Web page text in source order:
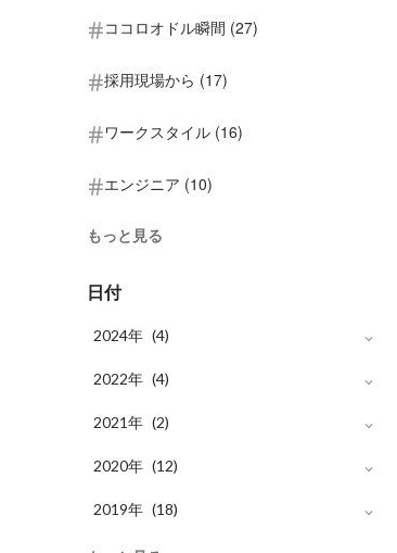
ココロオドル瞬間 (27)
採用現場から (17)
ワークスタイル (16)
エンジニア (10)
もっと見る
日付
2024年 (4)
7月 (2)
6月 (2)
2022年 (4)
8月 (2)
7月 (1)
6月 (1)
2021年 (2)
5月 (1)
1月 (1)
2020年 (12)
6月 (3)
2019年 (18)